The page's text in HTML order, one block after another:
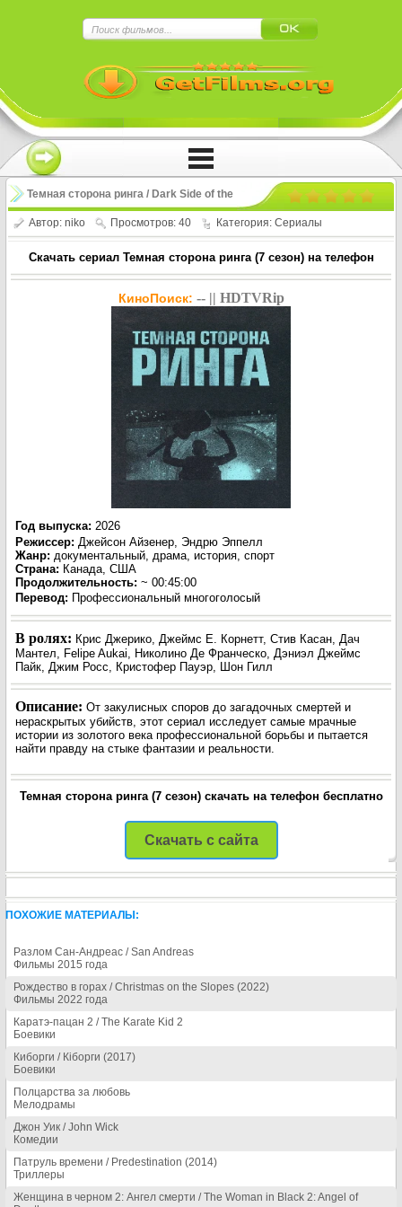
Темная сторона ринга / Dark Side of the
Ring (7 сезон)
Автор: niko Просмотров: 40 Категория: Сериалы
Скачать сериал Темная сторона ринга (7 сезон) на телефон
КиноПоиск: -- || HDTVRip
Год выпуска: 2026
Режиссер: Джейсон Айзенер, Эндрю Эппелл
Жанр: документальный, драма, история, спорт
Страна: Канада, США
Продолжительность: ~ 00:45:00
Перевод: Профессиональный многоголосый
В ролях: Крис Джерико, Джеймс Е. Корнетт, Стив Касан, Дач
Мантел, Felipe Aukai, Николино Де Франческо, Дэниэл Джеймс
Пайк, Джим Росс, Кристофер Пауэр, Шон Гилл
Описание: От закулисных споров до загадочных смертей и
нераскрытых убийств, этот сериал исследует самые мрачные
истории из золотого века профессиональной борьбы и пытается
найти правду на стыке фантазии и реальности.
Темная сторона ринга (7 сезон) скачать на телефон бесплатно
Нажмите на
!!!Если Вы с телефона сперва нажмите на
троеточие в правом верхнем углу!!!
Скачать с сайта
ПОХОЖИЕ МАТЕРИАЛЫ:
Разлом Сан-Андреас / San Andreas
Фильмы 2015 года
Рождество в горах / Christmas on the Slopes (2022)
Фильмы 2022 года
Каратэ-пацан 2 / The Karate Kid 2
Боевики
Киборги / Кіборги (2017)
Боевики
Полцарства за любовь
Мелодрамы
Джон Уик / John Wick
Комедии
Патруль времени / Predestination (2014)
Триллеры
Женщина в черном 2: Ангел смерти / The Woman in Black 2: Angel of